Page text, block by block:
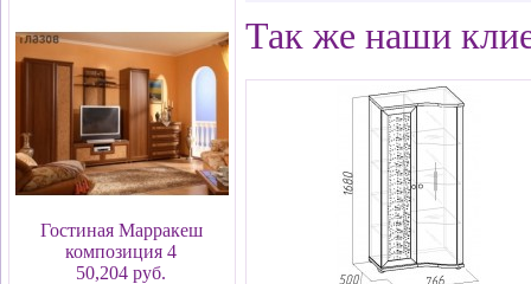
Гостиная Марракеш
композиция 4
50,204 руб.
Так же наши